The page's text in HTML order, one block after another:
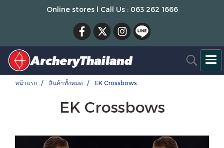
Online stores l Call Us : 063 262 1666
หน้าแรก สินค้าทั้งหมด EK Crossbows
EK Crossbows